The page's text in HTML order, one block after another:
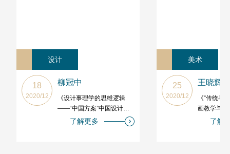
设计
18
2020/12
柳冠中
《设计事理学的思维逻辑
——“中国方案”中国设计践
行的方向》
了解更多
美术
25
2020/12
王晓辉
《“传统与
画教学与实
了解